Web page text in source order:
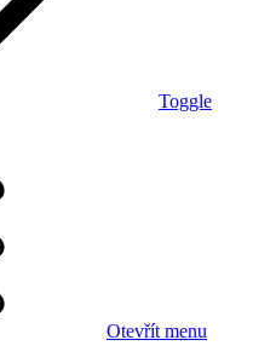
Toggle
Otevřít menu